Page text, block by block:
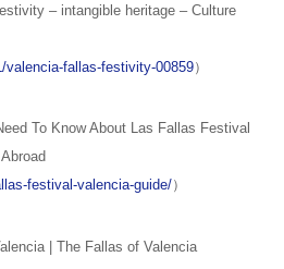
– intangible heritage – Culture
valencia-fallas-festivity-00859）
To Know About Las Fallas Festival
festival-valencia-guide/）
| The Fallas of Valencia